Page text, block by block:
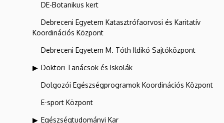
DE-Botanikus kert
Debreceni Egyetem Katasztrófaorvosi és Karitatív
Koordinációs Központ
Debreceni Egyetem M. Tóth Ildikó Sajtóközpont
Doktori Tanácsok és Iskolák
Dolgozói Egészségprogramok Koordinációs Központ
E-sport Központ
Egészségtudományi Kar